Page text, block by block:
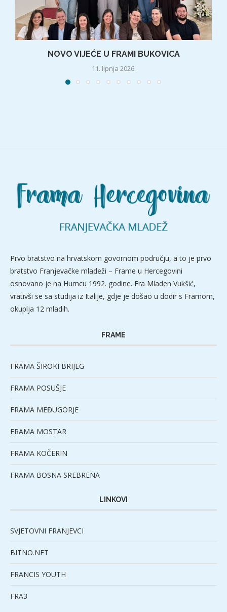
NOVO VIJEĆE U FRAMI BUKOVICA
11. lipnja 2026.
Prvo bratstvo na hrvatskom govornom području, a to je prvo
bratstvo Franjevačke mladeži – Frame u Hercegovini
osnovano je na Humcu 1992. godine. Fra Mladen Vukšić,
vrativši se sa studija iz Italije, gdje je došao u dodir s Framom,
okuplja 12 mladih.
FRAME
FRAMA ŠIROKI BRIJEG
FRAMA POSUŠJE
FRAMA MEĐUGORJE
FRAMA MOSTAR
FRAMA KOČERIN
FRAMA BOSNA SREBRENA
LINKOVI
SVJETOVNI FRANJEVCI
BITNO.NET
FRANCIS YOUTH
FRA3